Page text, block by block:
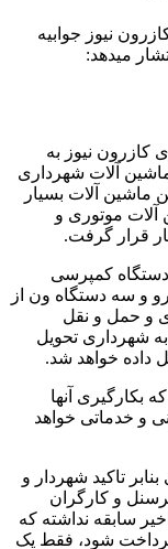
کازرون نیوز جوابیه
میدهد:
نیوز به
آلات شهرداری
ماشین آلات بسیار
آلات موتوری و
قرار گرفت.
دستگاه کمپرسی
دو دستگاه نیسان، یک دستگاه تیگو ٨ پرو و سه دستگاه ون از
و حمل و نقل
به شهرداری تحویل
داده خواهد شد.
بکارگیری آنها
و خدماتی خواهد
تاکید شهردار و
و کارگران
سابقه نداشته که
پرداخت شود، فقط یک